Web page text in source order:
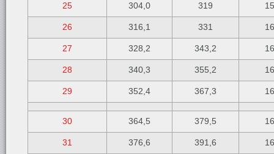
25 304,0 319
26 316,1 331
27 328,2 343,2
28 340,3 355,2
29 352,4 367,3
30 364,5 379,5
31 376,6 391,6